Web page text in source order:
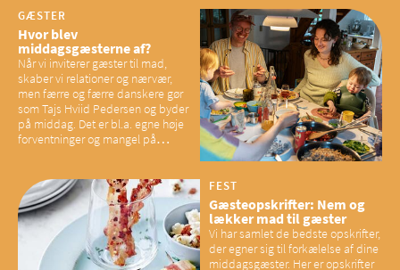
GÆSTER
Hvor blev
middagsgæsterne af?
Når vi inviterer gæster til mad,
skaber vi relationer og nærvær,
men færre og færre danskere gør
som Tajs Hviid Pedersen og byder
på middag. Det er bl.a. egne høje
forventninger og mangel på
have konsekvenser for vores
sociale fællesskaber
FEST
Gæsteopskrifter: Nem og
lækker mad til gæster
Vi har samlet de bedste opskrifter,
der egner sig til forkælelse af dine
middagsgæster. Her er opskrifter